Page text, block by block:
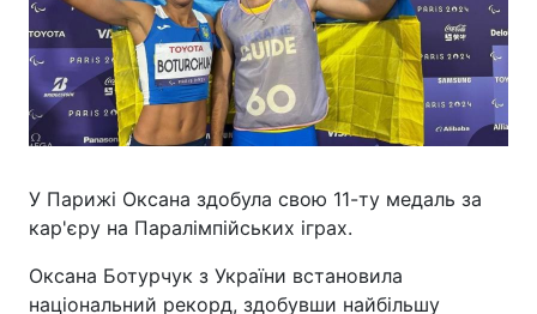
У Парижі Оксана здобула свою 11-ту медаль за
кар'єру на Паралімпійських іграх.
Оксана Ботурчук з України встановила
національний рекорд, здобувши найбільшу